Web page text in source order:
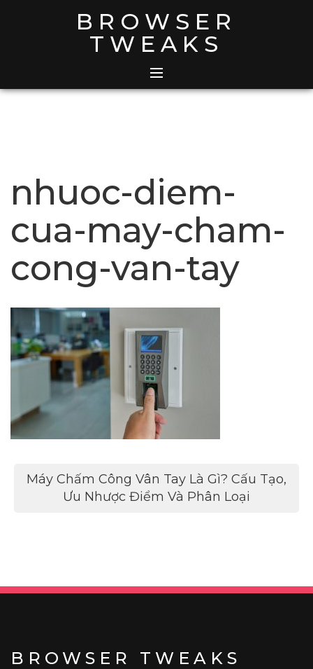
BROWSER
TWEAKS
nhuoc-diem-
cua-may-cham-
cong-van-tay
Điều
hướng
Máy Chấm Công Vân Tay Là Gì? Cấu Tạo,
Ưu Nhược Điểm Và Phân Loại
BROWSER TWEAKS